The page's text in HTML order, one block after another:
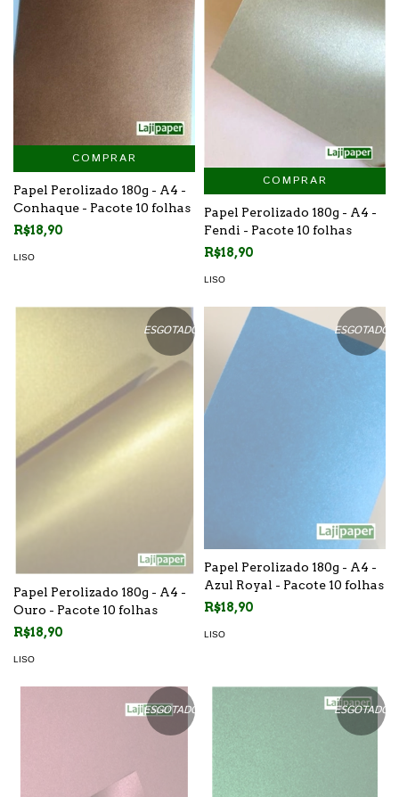
COMPRAR
Papel Perolizado 180g - A4 -
Conhaque - Pacote 10 folhas
R$18,90
LISO
COMPRAR
Papel Perolizado 180g - A4 -
Fendi - Pacote 10 folhas
R$18,90
LISO
ESGOTADO
Papel Perolizado 180g - A4 -
Ouro - Pacote 10 folhas
R$18,90
LISO
ESGOTADO
Papel Perolizado 180g - A4 -
Azul Royal - Pacote 10 folhas
R$18,90
LISO
ESGOTADO ESGOTADO